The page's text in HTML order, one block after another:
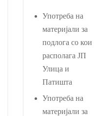
Употреба на
материјали за
подлога со кои
располага ЈП
Улица и
Патишта
Употреба на
материјали за